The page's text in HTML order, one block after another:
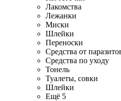
Лакомства
Лежанки
Миски
Шлейки
Переноски
Средства от
Средства по уходу
Тонель
Туалеты, совки
Шлейки
Ещё 5